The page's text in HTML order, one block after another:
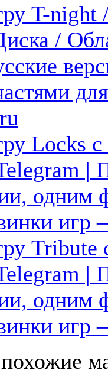
T-
/
Locks
|
одним
|
одним